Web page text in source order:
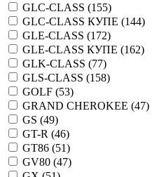
GLC-CLASS (155)
GLC-CLASS КУПЕ (144)
GLE-CLASS (172)
GLE-CLASS КУПЕ (162)
GLK-CLASS (77)
GLS-CLASS (158)
GOLF (53)
GRAND CHEROKEE (47)
GS (49)
GT-R (46)
GT86 (51)
GV80 (47)